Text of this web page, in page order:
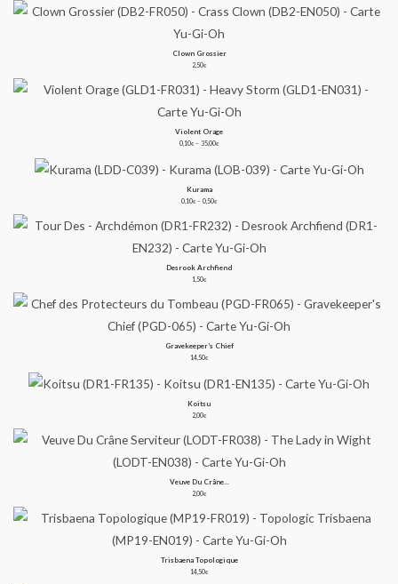
Clown Grossier
2,50€
Violent Orage
0,10€ – 35,00€
Plage
de
prix :
Kurama
0,10€ – 0,50€prix :
0,50€
Desrook Archfiend
1,50€
Gravekeeper’s Chief
14,50€
Koitsu
2,00€
Veuve Du Crâne...
2,00€
Trisbaena Topologique
14,50€